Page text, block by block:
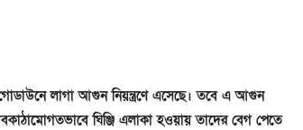
গোডাউনে লাগা আগুন নিয়ন্ত্রণে এসেছে। তবে এ আগুন
ঘিঞ্জি এলাকা হওয়ায় তাদের বেগ পেতে